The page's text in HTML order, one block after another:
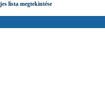
lista megtekintése